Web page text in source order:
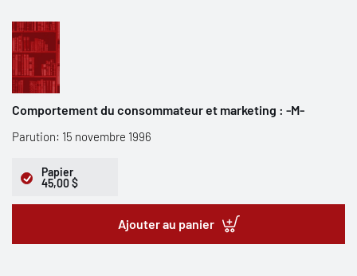
Comportement du consommateur et marketing : -M-
Parution: 15 novembre 1996
Papier
45,00 $
Ajouter au panier